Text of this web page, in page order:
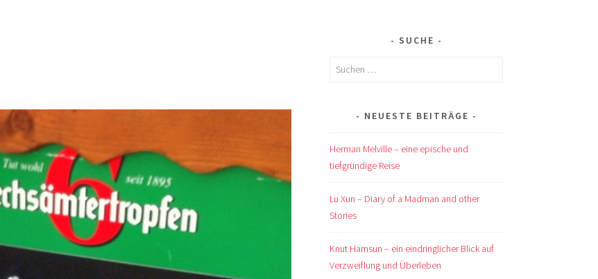
SUCHE
Suchen
NEUESTE BEITRÄGE
Herman Melville – eine epische und
tiefgründige Reise
Lu Xun – Diary of a Madman and other
Stories
Knut Hamsun – ein eindringlicher Blick auf
Verzweiflung und Überleben